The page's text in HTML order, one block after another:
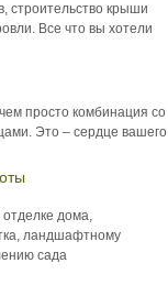
строительство крыши
Все что вы хотели
просто комбинация со
Это – сердце вашего
дома,
ландшафтному
сада